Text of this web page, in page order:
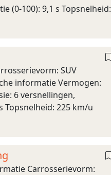
(0-100): 9,1 s Topsnelheid:
SUV
informatie Vermogen:
6 versnellingen,
Topsnelheid: 225 km/u
Carrosserievorm: